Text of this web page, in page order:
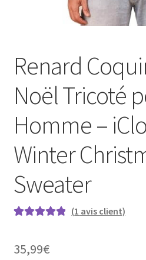
Renard
Noël Tricoté
Homme –
Winter
Sweater
notation
(1 avis client)
35,99€